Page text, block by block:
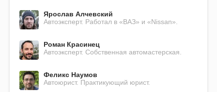
Ярослав Алчевский
Автоэксперт. Работал в «ВАЗ» и «Nissan».
Роман Красинец
Автоэксперт. Собственная автомастерская.
Феликс Наумов
Автоюрист. Практикующий юрист.